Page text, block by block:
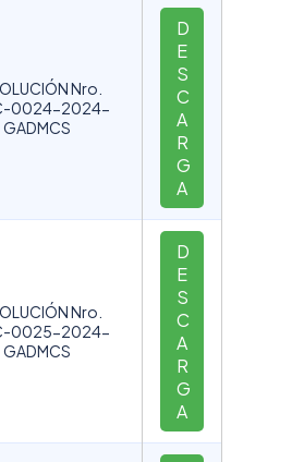
Nro.
0024-2024-
GADMCS
D
E
S
C
A
R
G
A
Nro.
0025-2024-
GADMCS
D
E
S
C
A
R
G
A